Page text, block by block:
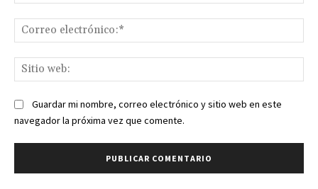
Guardar mi nombre, correo electrónico y sitio web en este
navegador la próxima vez que comente.